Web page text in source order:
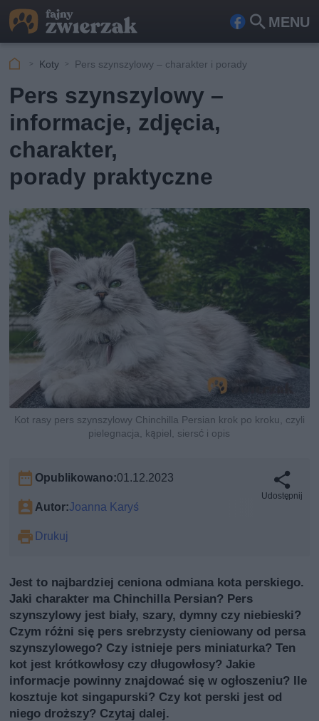
MENU
Fa
ook
Szu
Koty Pers szynszylowy – charakter i porady
Pers szynszylowy –
informacje, zdjęcia,
charakter,
porady praktyczne
Kot rasy pers szynszylowy Chinchilla Persian krok po kroku, czyli
pielegnacja, kąpiel, siersć i opis
Opublikowano:01.12.2023
Autor:Joanna Karyś
Drukuj
Udostępnij
Jest to najbardziej ceniona odmiana kota perskiego.
Jaki charakter ma Chinchilla Persian? Pers
szynszylowy jest biały, szary, dymny czy niebieski?
Czym różni się pers srebrzysty cieniowany od persa
szynszylowego? Czy istnieje pers miniaturka? Ten
kot jest krótkowłosy czy długowłosy? Jakie
informacje powinny znajdować się w ogłoszeniu? Ile
kosztuje kot singapurski? Czy kot perski jest od
niego droższy? Czytaj dalej.